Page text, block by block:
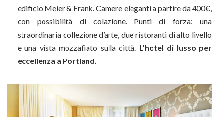
edificio Meier & Frank. Camere eleganti a partire da 400€,
con possibilità di colazione. Punti di forza: una
straordinaria collezione d’arte, due ristoranti di alto livello
e una vista mozzafiato sulla città. L’hotel di lusso per
eccellenza a Portland.